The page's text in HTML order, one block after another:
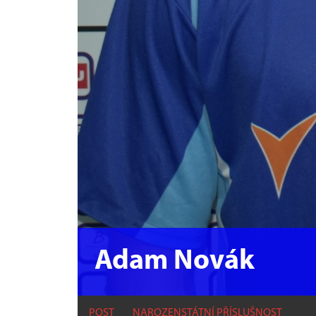
Adam Novák
POST NAROZEN STÁTNÍ PŘÍSLUŠNOST